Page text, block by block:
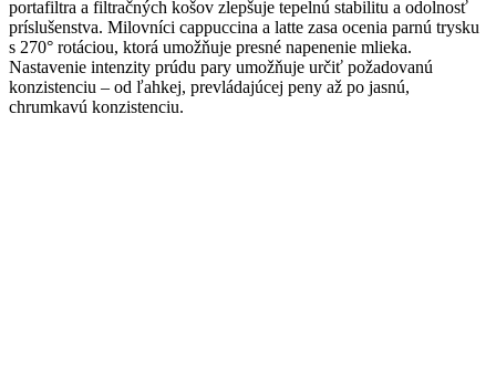
portafiltra a filtračných košov zlepšuje tepelnú stabilitu a odolnosť
príslušenstva. Milovníci cappuccina a latte zasa ocenia parnú trysku
s 270° rotáciou, ktorá umožňuje presné napenenie mlieka.
Nastavenie intenzity prúdu pary umožňuje určiť požadovanú
konzistenciu – od ľahkej, prevládajúcej peny až po jasnú,
chrumkavú konzistenciu.